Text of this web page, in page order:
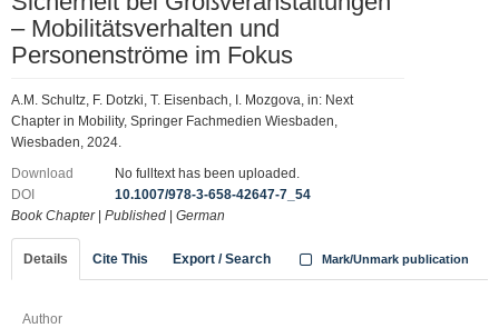
– Mobilitätsverhalten und
Personenströme im Fokus
A.M. Schultz, F. Dotzki, T. Eisenbach, I. Mozgova, in: Next
Chapter in Mobility, Springer Fachmedien Wiesbaden,
Wiesbaden, 2024.
Download
No fulltext has been uploaded.
DOI
10.1007/978-3-658-42647-7_54
Book Chapter| Published German
Details Cite This Export / Search Mark/Unmark publication
Author